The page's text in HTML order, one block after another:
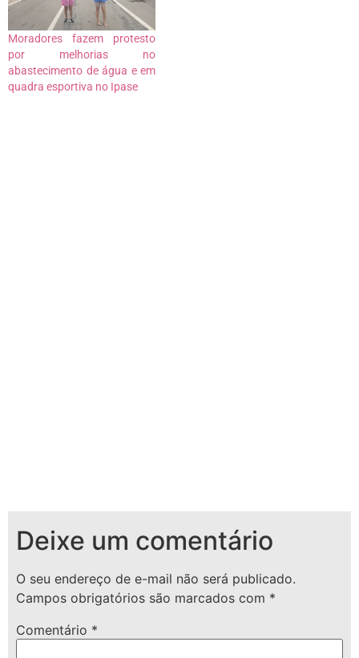
Moradores fazem protesto
por melhorias no
abastecimento de água e em
quadra esportiva no Ipase
Deixe um comentário
O seu endereço de e-mail não será publicado.
Campos obrigatórios são marcados com *
Comentário *